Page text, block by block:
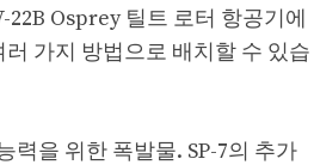
Osprey 틸트 로터 항공기에
가지 방법으로 배치할 수 있습
력을 위한 폭발물. SP-7의 추가